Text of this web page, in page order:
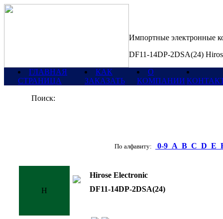
Импортные электронные
DF11-14DP-2DSA(24)
ГЛАВНАЯ
СТРАНИЦА
КАК
ЗАКАЗАТЬ
О
КОМПАНИИ
Поиск:
По алфавиту: 0-9 A B C D E
H
Hirose Electronic
DF11-14DP-2DSA(24)